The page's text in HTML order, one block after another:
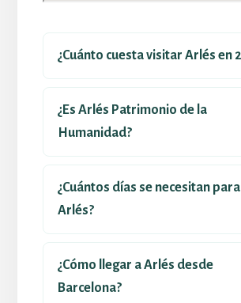
¿Cuánto cuesta visitar Arlés en
¿Es Arlés Patrimonio de la
Humanidad?
¿Cuántos días se necesitan
Arlés?
¿Cómo llegar a Arlés desde
Barcelona?